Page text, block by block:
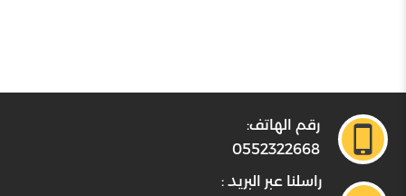
رقم الهاتف:
0552322668
راسلنا عبر البريد :